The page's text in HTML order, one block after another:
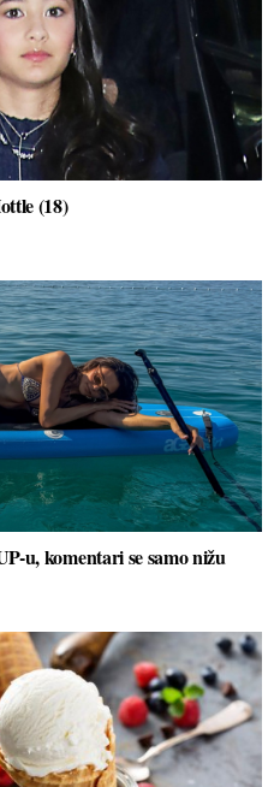
(18)
u, komentari se samo nižu